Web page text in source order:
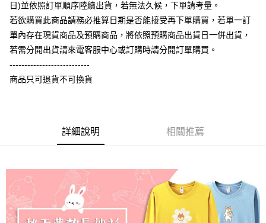
2.付款方式選擇「大哥付你分期」，訂單成立後會自動跳轉到大哥付的交易
流程，驗證手機門號後，選擇欲分期的期數、繳款截止日，確認付款後即完
成交易。
3.實際核准額度、可分期數及費用金額請依後續交易確認頁面所載為準。
4.訂單成立30分鐘內，如未前往確認交易或遇審核未通過，訂單將自動取
【繳款方式說明】
買賣價金債權讓與本公司後，依約使用本公司帳單繳交帳款。
2.基於同意付款使用「大哥付你分期」之契約關係目的，商店將以您的個人
資料（包含姓名、電話或地址）提供予台灣大哥大進項蒐集、處理及利用，
由本公司與您本人進行分期帳單所需資料之確認、核對及更正。
3.完整用戶服務條款，請詳閱以下連結：
https://oppay.tw/userRule
相關說明
【關於「AFTEE先享後付」】
AFTEE先享後付是「在收到商品之後才付款」的支付方式。 讓您購物簡單
１．簡單：不需註冊會員、不需綁卡、不需儲值。
２．便利：只要手機號碼，簡訊認證，即可結帳。
３．安心：先確認商品／服務後，再付款。
２．訂單成立數日內，您將收到繳費通知簡訊。
３．收到繳費通知簡訊後14天內，點擊此簡訊中的連結，可透過四大超商／
購買商品的店家。未經商家同意取消之訂單仍視為有效，需透過AFTEE先享
後付繳納相關費用。
※ 交易是否成功請以「AFTEE先享後付 」之結帳頁面顯示為準，若有關於
是否繳費成功／繳費後需取消欲退款等相關疑問，請聯繫「AFTEE先享後付
客戶支援中心」https://netprotections.freshdesk.com/support/home
ATM付款
全家付款取貨
每筆NT$60，滿NT$899(含以上)免運費
每筆NT$65，滿NT$899(含以上)免運費
付款後7-11取貨
每筆NT$60，滿NT$899(含以上)免運費
日)並依照訂單順序陸續出貨，若無法久候，下單請考量。
若欲購買此商品請務必推算日期是否能接受再下單購買，若單一訂
單內存在現貨商品及預購商品，將依照預購商品出貨日一併出貨，
若需分開出貨請來電客服中心或訂購時請分開訂單購買。
---------------------------
商品只可退貨不可換貨
詳細說明 相關推薦